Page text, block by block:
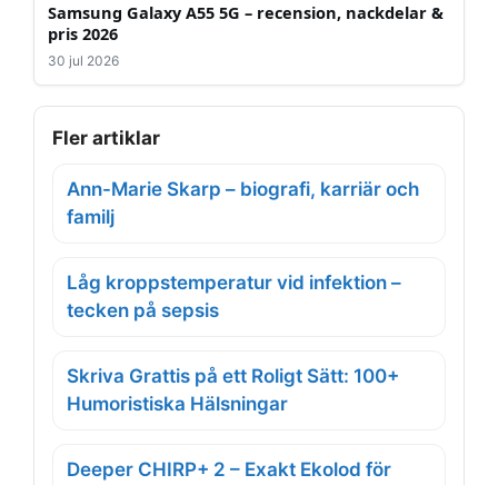
Samsung Galaxy A55 5G – recension, nackdelar &
pris 2026
30 jul 2026
Fler artiklar
Ann-Marie Skarp – biografi, karriär och
familj
Låg kroppstemperatur vid infektion –
tecken på sepsis
Skriva Grattis på ett Roligt Sätt: 100+
Humoristiska Hälsningar
Deeper CHIRP+ 2 – Exakt Ekolod för